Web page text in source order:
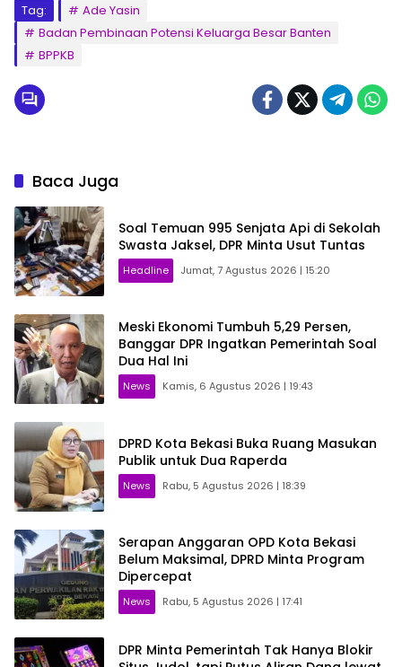
Tag:
Ade Yasin
Badan Pembinaan Potensi Keluarga Besar Banten
BPPKB
Baca Juga
Soal Temuan 995 Senjata Api di Sekolah
Swasta Jaksel, DPR Minta Usut Tuntas
Headline Jumat, 7 Agustus 2026 | 15:20
Meski Ekonomi Tumbuh 5,29 Persen,
Banggar DPR Ingatkan Pemerintah Soal
Dua Hal Ini
News Kamis, 6 Agustus 2026 | 19:43
DPRD Kota Bekasi Buka Ruang Masukan
Publik untuk Dua Raperda
News Rabu, 5 Agustus 2026 | 18:39
Serapan Anggaran OPD Kota Bekasi
Belum Maksimal, DPRD Minta Program
Dipercepat
News Rabu, 5 Agustus 2026 | 17:41
DPR Minta Pemerintah Tak Hanya Blokir